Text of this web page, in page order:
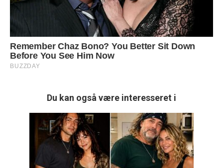
Du kan også være interesseret i